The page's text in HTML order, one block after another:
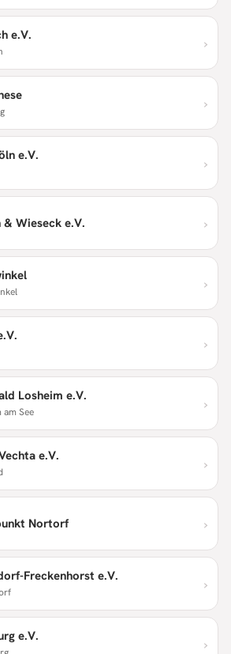
e.V. ›
›
e.V. ›
& Wieseck e.V. ›
›
›
Losheim e.V.
See ›
e.V. ›
Nortorf ›
Freckenhorst e.V. ›
e.V. ›